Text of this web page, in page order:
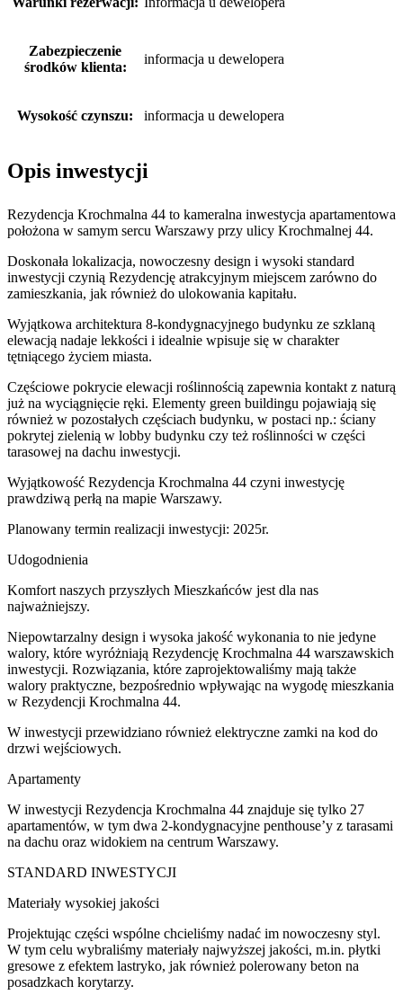
Zabezpieczenie
środków klienta:
informacja u dewelopera
Wysokość czynszu: informacja u dewelopera
Opis inwestycji
Rezydencja Krochmalna 44 to kameralna inwestycja apartamentowa
położona w samym sercu Warszawy przy ulicy Krochmalnej 44.
Doskonała lokalizacja, nowoczesny design i wysoki standard
inwestycji czynią Rezydencję atrakcyjnym miejscem zarówno do
zamieszkania, jak również do ulokowania kapitału.
Wyjątkowa architektura 8-kondygnacyjnego budynku ze szklaną
elewacją nadaje lekkości i idealnie wpisuje się w charakter
tętniącego życiem miasta.
Częściowe pokrycie elewacji roślinnością zapewnia kontakt z naturą
już na wyciągnięcie ręki. Elementy green buildingu pojawiają się
również w pozostałych częściach budynku, w postaci np.: ściany
pokrytej zielenią w lobby budynku czy też roślinności w części
tarasowej na dachu inwestycji.
Wyjątkowość Rezydencja Krochmalna 44 czyni inwestycję
prawdziwą perłą na mapie Warszawy.
Planowany termin realizacji inwestycji: 2025r.
Udogodnienia
Komfort naszych przyszłych Mieszkańców jest dla nas
najważniejszy.
Niepowtarzalny design i wysoka jakość wykonania to nie jedyne
walory, które wyróżniają Rezydencję Krochmalna 44 warszawskich
inwestycji. Rozwiązania, które zaprojektowaliśmy mają także
walory praktyczne, bezpośrednio wpływając na wygodę mieszkania
w Rezydencji Krochmalna 44.
W inwestycji przewidziano również elektryczne zamki na kod do
drzwi wejściowych.
Apartamenty
W inwestycji Rezydencja Krochmalna 44 znajduje się tylko 27
apartamentów, w tym dwa 2-kondygnacyjne penthouse’y z tarasami
na dachu oraz widokiem na centrum Warszawy.
STANDARD INWESTYCJI
Materiały wysokiej jakości
Projektując części wspólne chcieliśmy nadać im nowoczesny styl.
W tym celu wybraliśmy materiały najwyższej jakości, m.in. płytki
gresowe z efektem lastryko, jak również polerowany beton na
posadzkach korytarzy.